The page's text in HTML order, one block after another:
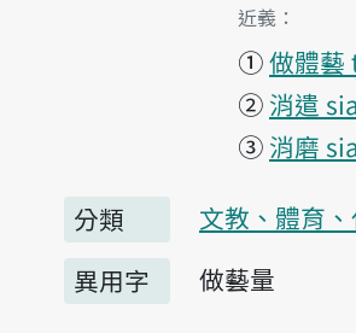
第1項釋義的
近義：
①做體
② 消遣
③ 消磨
分類
文教、體育
異用字
做藝量